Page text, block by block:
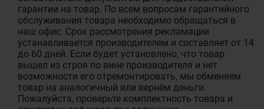
гарантии на товар. По всем вопросам гарантийного
обслуживания товара необходимо обращаться в
наш офис. Срок рассмотрения рекламации
устанавливается производителем и составляет от 14
до 60 дней. Если будет установлено, что товар
вышел из строя по вине производителя и нет
возможности его отремонтировать, мы обменяем
товар на аналогичный или вернём деньги.
Пожалуйста, проверьте комплектность товара и